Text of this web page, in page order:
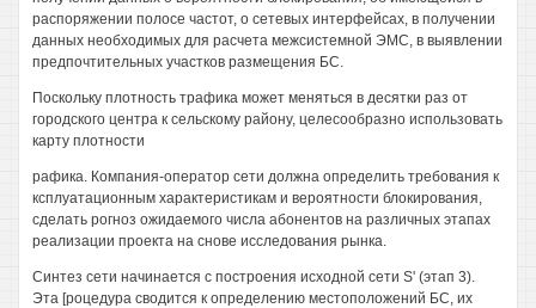
распоряжении полосе частот, о сетевых интерфейсах, в получении
данных необходимых для расчета межсистемной ЭМС, в выявлении
предпочтительных участков размещения БС.
Поскольку плотность трафика может меняться в десятки раз от
городского центра к сельскому району, целесообразно использовать
карту плотности
рафика. Компания-оператор сети должна определить требования к
ксплуатационным характеристикам и вероятности блокирования,
сделать рогноз ожидаемого числа абонентов на различных этапах
реализации проекта на снове исследования рынка.
Синтез сети начинается с построения исходной сети S' (этап 3).
Эта [роцедура сводится к определению местоположений БС, их